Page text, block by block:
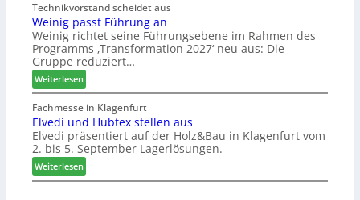
Technikvorstand scheidet aus
Weinig passt Führung an
Weinig richtet seine Führungsebene im Rahmen des
Programms ‚Transformation 2027‘ neu aus: Die
Gruppe reduziert…
Weiterlesen:
W
e
i
n
i
p
Fachmesse in Klagenfurt
Elvedi und Hubtex stellen aus
Elvedi präsentiert auf der Holz&Bau in Klagenfurt vom
2. bis 5. September Lagerlösungen.
Weiterlesen:
E